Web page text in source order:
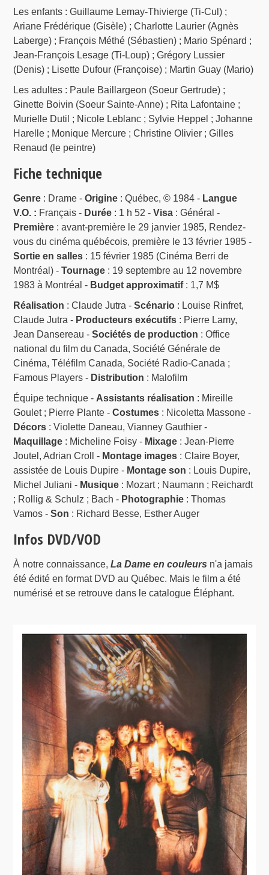
Les enfants : Guillaume Lemay-Thivierge (Ti-Cul) ;
Ariane Frédérique (Gisèle) ; Charlotte Laurier (Agnès
Laberge) ; François Méthé (Sébastien) ; Mario Spénard ;
Jean-François Lesage (Ti-Loup) ; Grégory Lussier
(Denis) ; Lisette Dufour (Françoise) ; Martin Guay (Mario)
Les adultes : Paule Baillargeon (Soeur Gertrude) ;
Ginette Boivin (Soeur Sainte-Anne) ; Rita Lafontaine ;
Murielle Dutil ; Nicole Leblanc ; Sylvie Heppel ; Johanne
Harelle ; Monique Mercure ; Christine Olivier ; Gilles
Renaud (le peintre)
Fiche technique
Genre : Drame -Origine : Québec, © 1984 - Langue
V.O. : Français - Durée : 1 h 52 -Visa : Général -
Première : avant-première le 29 janvier 1985, Rendez-
vous du cinéma québécois, première le 13 février 1985 -
Sortie en salles : 15 février 1985 (Cinéma Berri de
Montréal) -Tournage : 19 septembre au 12 novembre
1983 à Montréal - Budget approximatif: 1,7 M$
Réalisation : Claude Jutra -Scénario : Louise Rinfret,
Claude Jutra - Producteurs exécutifs : Pierre Lamy,
Jean Dansereau -Sociétés de production : Office
national du film du Canada, Société Générale de
Cinéma, Téléfilm Canada, Société Radio-Canada ;
Famous Players - Distribution : Malofilm
Équipe technique - Assistants réalisation : Mireille
Goulet ; Pierre Plante -Costumes : Nicoletta Massone -
Décors : Violette Daneau, Vianney Gauthier -
Maquillage : Micheline Foisy - Mixage : Jean-Pierre
Joutel, Adrian Croll - Montage images : Claire Boyer,
assistée de Louis Dupire - Montage son : Louis Dupire,
Michel Juliani - Musique : Mozart ; Naumann ; Reichardt
; Rollig & Schulz ; Bach - Photographie : Thomas
Vamos -Son : Richard Besse, Esther Auger
Infos DVD/VOD
À notre connaissance,La Dame en couleurs n'a jamais
été édité en format DVD au Québec. Mais le film a été
numérisé et se retrouve dans le catalogue Éléphant.